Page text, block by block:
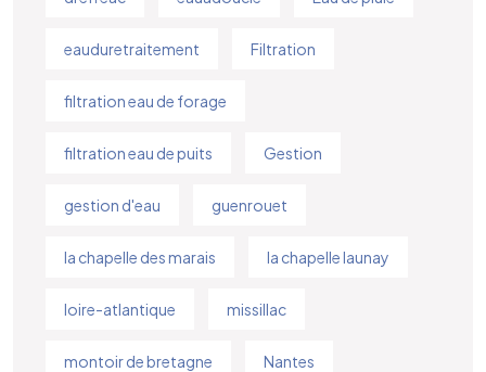
eauduretraitement Filtration
filtration eau de forage
filtration eau de puits Gestion
gestion d'eau guenrouet
la chapelle des marais la chapelle launay
loire-atlantique missillac
montoir de bretagne Nantes